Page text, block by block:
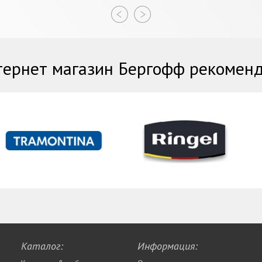
магазин Бергофф
Каталог: Информация: